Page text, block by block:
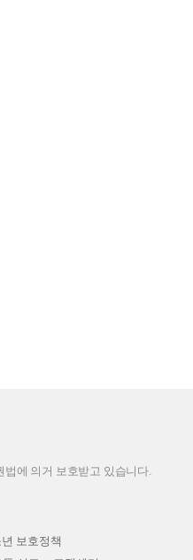
에 의거 보호받고 있습니다.
보호정책